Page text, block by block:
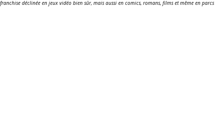
déclinée en jeux vidéo bien sûr, mais aussi en comics, romans, films et même en parcs